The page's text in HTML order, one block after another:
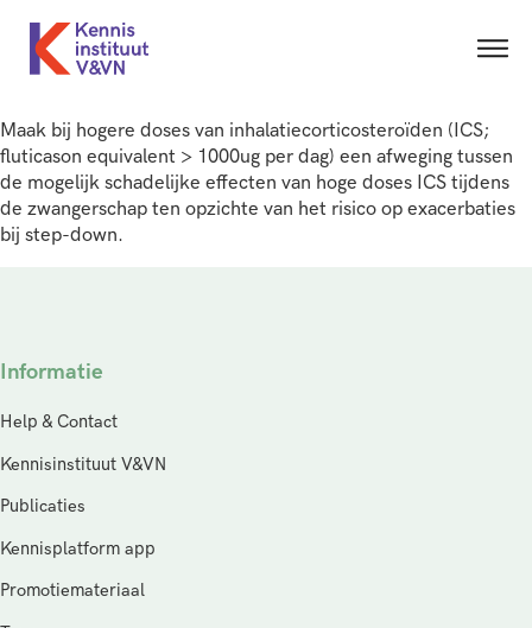
Maak bij hogere doses van inhalatiecorticosteroïden (ICS;
fluticason equivalent > 1000ug per dag) een afweging tussen
de mogelijk schadelijke effecten van hoge doses ICS tijdens
de zwangerschap ten opzichte van het risico op exacerbaties
bij step-down.
Informatie
Help & Contact
Kennisinstituut V&VN
Publicaties
Kennisplatform app
Promotiemateriaal